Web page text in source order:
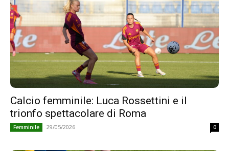
Calcio femminile: Luca Rossettini e il
trionfo spettacolare di Roma
Femminile 29/05/2026 0